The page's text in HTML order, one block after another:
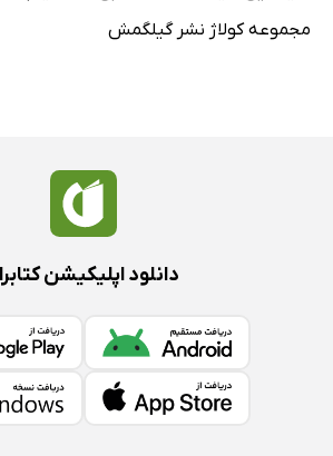
مجموعه کولاژ نشر گیلگمش
دانلود اپلیکیشن